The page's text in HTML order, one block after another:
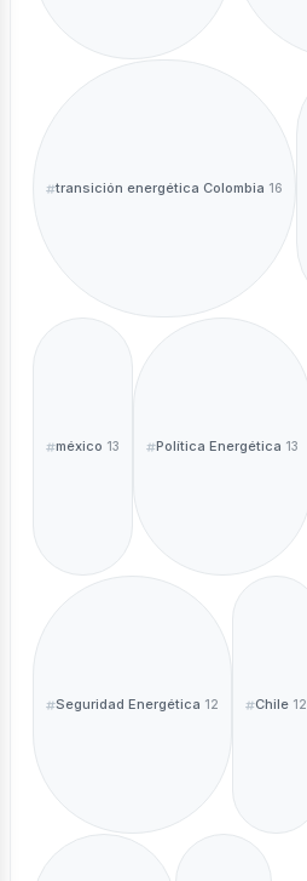
transición energética Colombia 16
méxico 13 Política Energética 13
Seguridad Energética 12 Chile 12